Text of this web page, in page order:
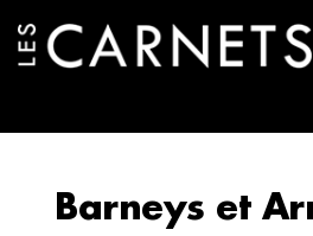
Barneys et